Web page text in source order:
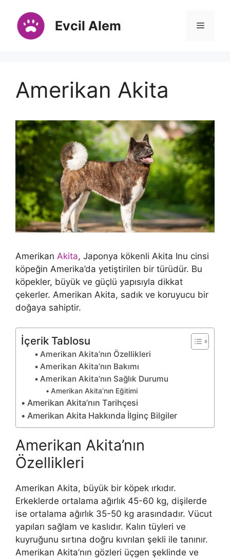
Evcil Alem Menü
Amerikan Akita
Amerikan Akita, Japonya kökenli Akita Inu cinsi
köpeğin Amerika’da yetiştirilen bir türüdür. Bu
köpekler, büyük ve güçlü yapısıyla dikkat
çekerler. Amerikan Akita, sadık ve koruyucu bir
doğaya sahiptir.
İçerik Tablosu
Amerikan Akita’nın Özellikleri
Amerikan Akita’nın Bakımı
Amerikan Akita’nın Sağlık Durumu
Amerikan Akita’nın Eğitimi
Amerikan Akita’nın Tarihçesi
Amerikan Akita Hakkında İlginç Bilgiler
Amerikan Akita’nın
Özellikleri
Amerikan Akita, büyük bir köpek ırkıdır.
Erkeklerde ortalama ağırlık 45-60 kg, dişilerde
ise ortalama ağırlık 35-50 kg arasındadır. Vücut
yapıları sağlam ve kaslıdır. Kalın tüyleri ve
kuyruğunu sırtına doğru kıvrılan şekli ile tanınır.
Amerikan Akita’nın gözleri üçgen şeklinde ve